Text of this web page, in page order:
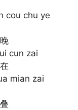
cou chu ye
cun zai
mian zai